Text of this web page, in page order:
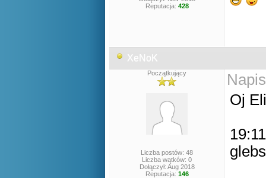
Reputacja: 428
XeNoK
Początkujący
Liczba postów: 48
Liczba wątków: 0
Dołączył: Aug 2018
Reputacja: 146
Oj